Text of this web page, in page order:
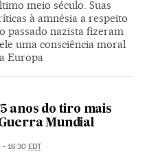
meio século. Suas
à amnésia a respeito
passado nazista fizeram
uma consciência moral
Europa
anos do tiro mais
Mundial
- 16:30 EDT